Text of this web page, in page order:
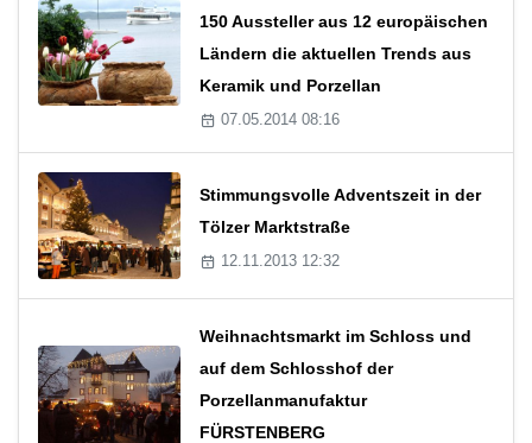
150 Aussteller aus 12 europäischen
Ländern die aktuellen Trends aus
Keramik und Porzellan
07.05.2014 08:16
Stimmungsvolle Adventszeit in der
Tölzer Marktstraße
12.11.2013 12:32
Weihnachtsmarkt im Schloss und
auf dem Schlosshof der
Porzellanmanufaktur
FÜRSTENBERG